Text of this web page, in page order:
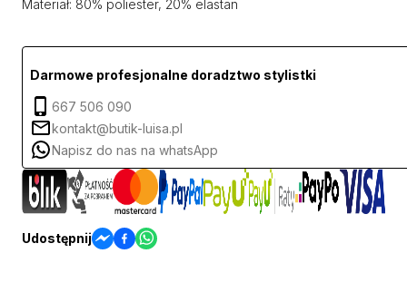
Materiał: 80% poliester, 20% elastan
Darmowe profesjonalne doradztwo stylistki
667 506 090
kontakt@butik-luisa.pl
Napisz do nas na whatsApp
Udostępnij